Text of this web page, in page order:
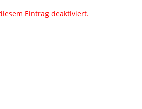
Eintrag deaktiviert.